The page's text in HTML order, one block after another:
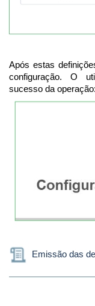
Após estas
configuração. O
sucesso da operação:
Emissão das